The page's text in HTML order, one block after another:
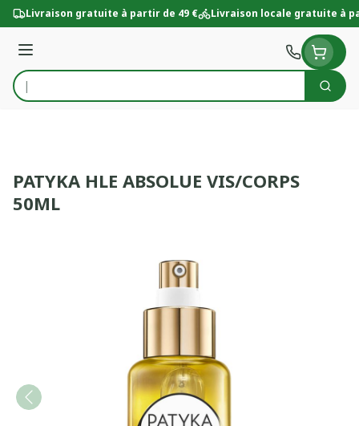
Aller au contenu
Livraison gratuite à partir de 49 € Livraison locale gratuite à
Menu
Rechercher
PATYKA HLE ABSOLUE VIS/CORPS
50ML